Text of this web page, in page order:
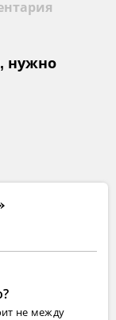
нужно
не между